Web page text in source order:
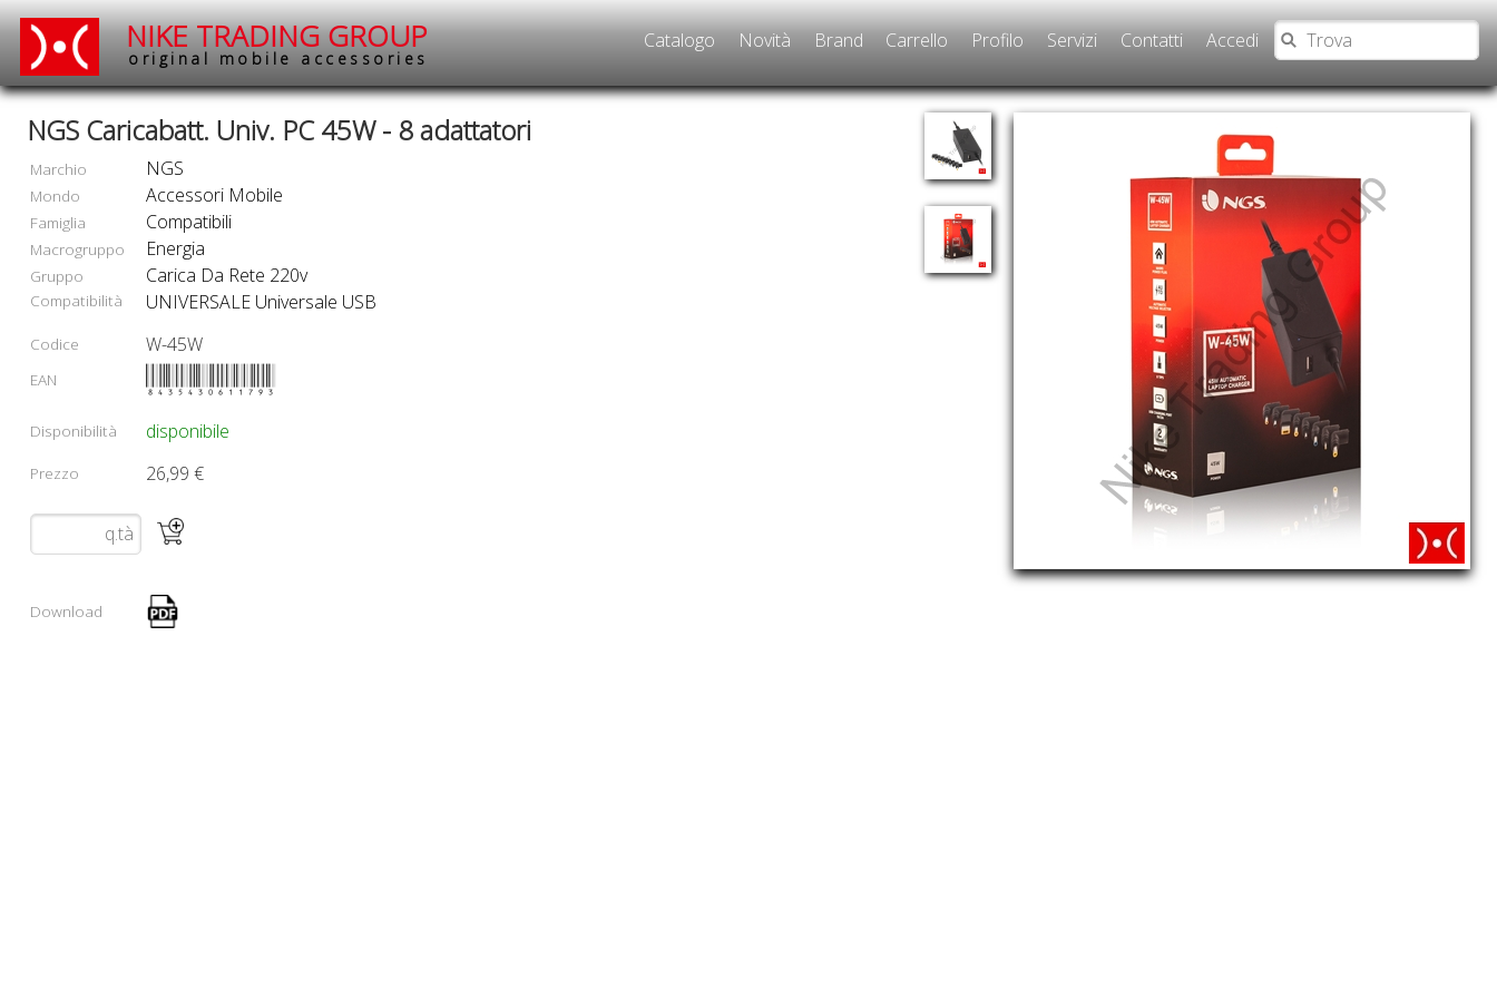
NIKE TRADING GROUP
original mobile accessories
Catalogo Novità Brand Carrello Profilo Servizi Contatti Accedi
NGS Caricabatt. Univ. PC 45W - 8 adattatori
Marchio NGS
Mondo Accessori Mobile
Famiglia Compatibili
Macrogruppo Energia
Gruppo Carica Da Rete 220v
Compatibilità UNIVERSALE Universale USB
Codice W-45W
EAN 8435430611793
Disponibilità disponibile
Prezzo 26,99 €
Download